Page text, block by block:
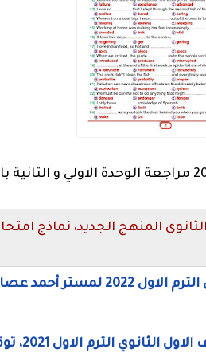
امتحان لغة إنجليزية اولى ثانوى ترم أول 2022 مراجعة الوحدة
المنهج الجديد، نماذج
أحمد عصام فرحات
مراجعة ليلة